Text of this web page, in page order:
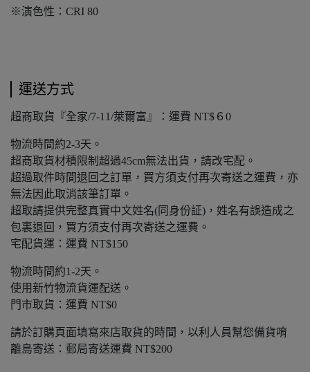
※演色性：CRI 80
運送方式
超商取貨『全家/7-11/萊爾富』：運費 NT$６0
物流時間約2-3天。
超商取貨材積限制超過45cm無法出貨，請改宅配。
超過取件時間退回之訂單，買方須支付再次寄送之運費，亦
無法因此取消該筆訂單。
超取請提供完整真實中文姓名(同身份証)，姓名有誤造成之
包裏退回，買方須支付再次寄送之運費。
宅配貨運：運費 NT$150
物流時間約1-2天。
使用新竹物流貨運配送。
門市取貨：運費 NT$0
請於訂購頁面填寫來店取貨的時間，以利人員幫您備貨唷
離島寄送：郵局寄送運費 NT$200